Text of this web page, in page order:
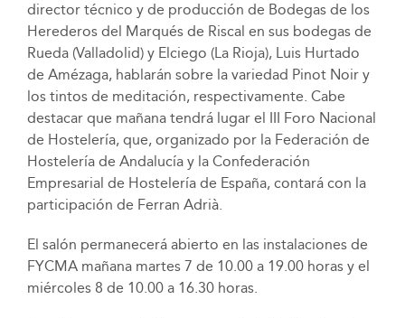
director técnico y de producción de Bodegas de los
Herederos del Marqués de Riscal en sus bodegas de
Rueda (Valladolid) y Elciego (La Rioja), Luis Hurtado
de Amézaga, hablarán sobre la variedad Pinot Noir y
los tintos de meditación, respectivamente. Cabe
destacar que mañana tendrá lugar el III Foro Nacional
de Hostelería, que, organizado por la Federación de
Hostelería de Andalucía y la Confederación
Empresarial de Hostelería de España, contará con la
participación de Ferran Adrià.
El salón permanecerá abierto en las instalaciones de
FYCMA mañana martes 7 de 10.00 a 19.00 horas y el
miércoles 8 de 10.00 a 16.30 horas.